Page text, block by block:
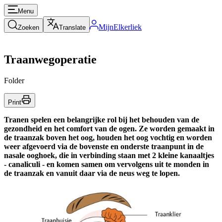
Menu
Zoeken Translate MijnElkerliek
Traanwegoperatie
Folder
Print
Tranen spelen een belangrijke rol bij het behouden van de
gezondheid en het comfort van de ogen. Ze worden gemaakt in
de traanzak boven het oog, houden het oog vochtig en worden
weer afgevoerd via de bovenste en onderste traanpunt in de
nasale ooghoek, die in verbinding staan met 2 kleine kanaaltjes
- canaliculi - en komen samen om vervolgens uit te monden in
de traanzak en vanuit daar via de neus weg te lopen.